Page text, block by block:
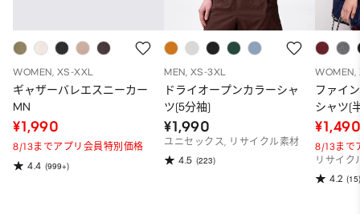
WOMEN, XS-XXL
ギャザーバレエスニーカー
MN
¥1,990
8/13までアプリ会員特別価格
4.4 (999+)
MEN, XS-3XL
ドライオープンカラーシャ
ツ(5分袖)
¥1,990
ユニセックス, リサイクル素材
4.5 (223)
WOMEN,
ファイ
シャツ(
8/13まで
リサイク
4.2 (15)